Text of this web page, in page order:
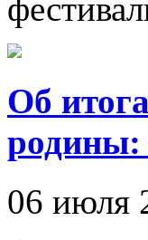
Об
родины:
06 июля